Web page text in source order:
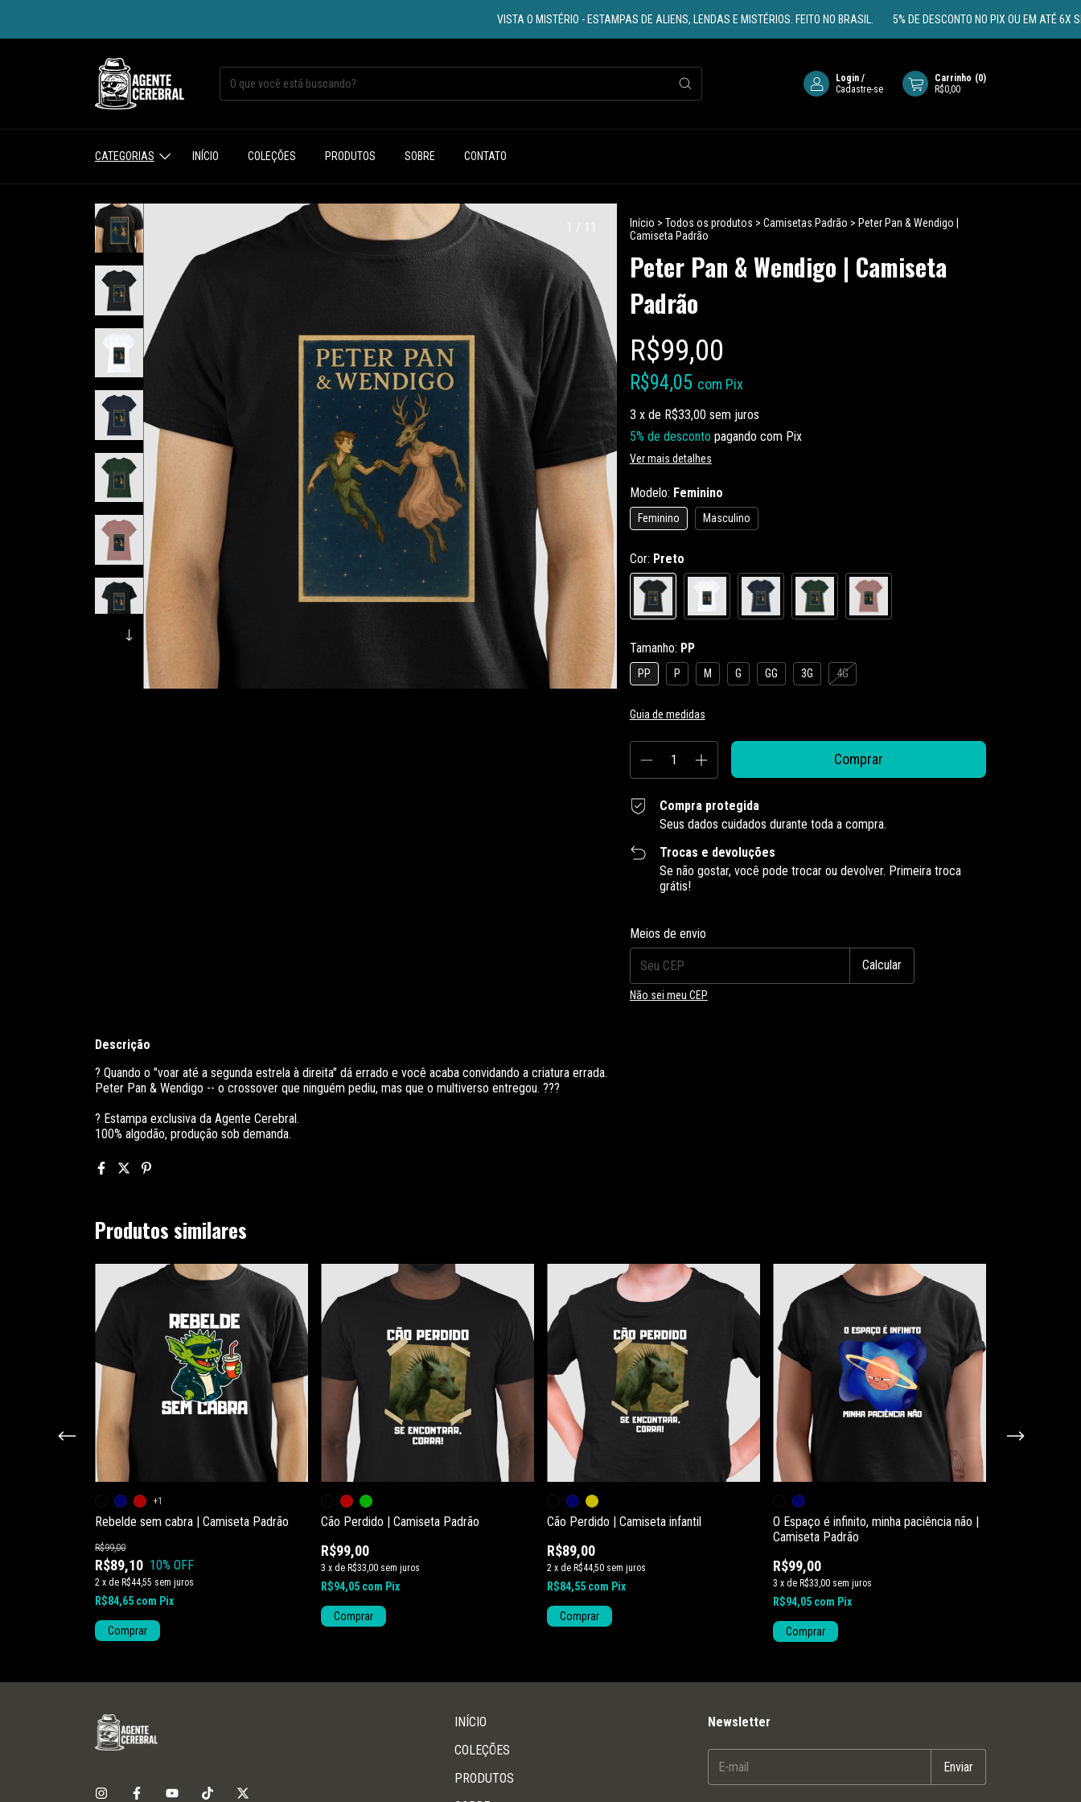
VISTA O MISTÉRIO - ESTAMPAS DE ALIENS, LENDAS E MISTÉRIOS. FEITO NO BRASIL. 5% DE DESCONTO NO PIX OU EM ATÉ 6X SEM
Login /
Cadastre-se
Carrinho (0)
R$0,00
CATEGORIAS INÍCIO COLEÇÕES PRODUTOS SOBRE CONTATO
1 / 11 Início > Todos os produtos > Camisetas Padrão > Peter Pan & Wendigo |
Camiseta Padrão
Peter Pan & Wendigo | Camiseta
Padrão
R$99,00
R$94,05 com Pix
3 x de R$33,00 sem juros
5% de desconto pagando com Pix
Ver mais detalhes
Modelo: Feminino
Feminino Masculino
Cor: Preto
Tamanho: PP
PP P M G GG 3G 4G
Guia de medidas
Compra protegida
Seus dados cuidados durante toda a compra.
Trocas e devoluções
Se não gostar, você pode trocar ou devolver. Primeira troca
grátis!
Entregas para o CEP:
Meios de envio
Calcular
Não sei meu CEP
Descrição
? Quando o "voar até a segunda estrela à direita" dá errado e você acaba convidando a criatura errada.
Peter Pan & Wendigo -- o crossover que ninguém pediu, mas que o multiverso entregou. ???
? Estampa exclusiva da Agente Cerebral.
100% algodão, produção sob demanda.
Produtos similares
Rebelde sem cabra | Camiseta Padrão
R$89,10
R$99,00
10% OFF
2 x de R$44,55 sem juros
R$84,65 com Pix
+1
Comprar
Cão Perdido | Camiseta Padrão
R$99,00
3 x de R$33,00 sem juros
R$94,05 com Pix
Comprar
Cão Perdido | Camiseta infantil
R$89,00
2 x de R$44,50 sem juros
R$84,55 com Pix
Comprar
O Espaço é infinito, minha paciência não |
Camiseta Padrão
R$99,00
3 x de R$33,00 sem juros
R$94,05 com Pix
Comprar
INÍCIO
COLEÇÕES
PRODUTOS
Newsletter